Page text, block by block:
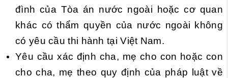
đình của Tòa án nước ngoài hoặc cơ quan
khác có thẩm quyền của nước ngoài không
có yêu cầu thi hành tại Việt Nam.
Yêu cầu xác định cha, mẹ cho con hoặc con
cho cha, mẹ theo quy định của pháp luật về